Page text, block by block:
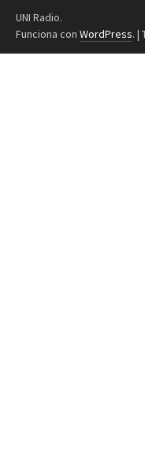
UNI Radio.
Funciona con WordPress. |